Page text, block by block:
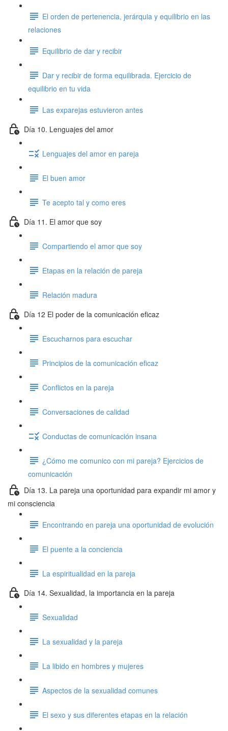
El orden de pertenencia, jerárquia y equilibrio en las
relaciones
Equilibrio de dar y recibir
Dar y recibir de forma equilibrada. Ejercicio de
equilibrio en tu vida
Las exparejas estuvieron antes
Día 10. Lenguajes del amor
Lenguajes del amor en pareja
El buen amor
Te acepto tal y como eres
Día 11. El amor que soy
Compartiendo el amor que soy
Etapas en la relación de pareja
Relación madura
Día 12 El poder de la comunicación eficaz
Escucharnos para escuchar
Principios de la comunicación eficaz
Conflictos en la pareja
Conversaciones de calidad
Conductas de comunicación insana
¿Cómo me comunico con mi pareja? Ejercicios de
comunicación
Día 13. La pareja una oportunidad para expandir mi amor y
mi consciencia
Encontrando en pareja una oportunidad de evolución
El puente a la conciencia
La espiritualidad en la pareja
Día 14. Sexualidad, la importancia en la pareja
Sexualidad
La sexualidad y la pareja
La libido en hombres y mujeres
Aspectos de la sexualidad comunes
El sexo y sus diferentes etapas en la relación